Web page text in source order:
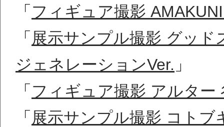
「 フィギュア撮影
「 展示サンプル撮影 グッ
ジェネレーションVer. 」
「 フィギュア撮影 アルター
「 展示サンプル撮影 コトブ